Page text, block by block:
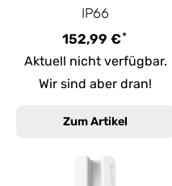
IP66
152,99 €*
Aktuell nicht verfügbar.
Wir sind aber dran!
Zum Artikel